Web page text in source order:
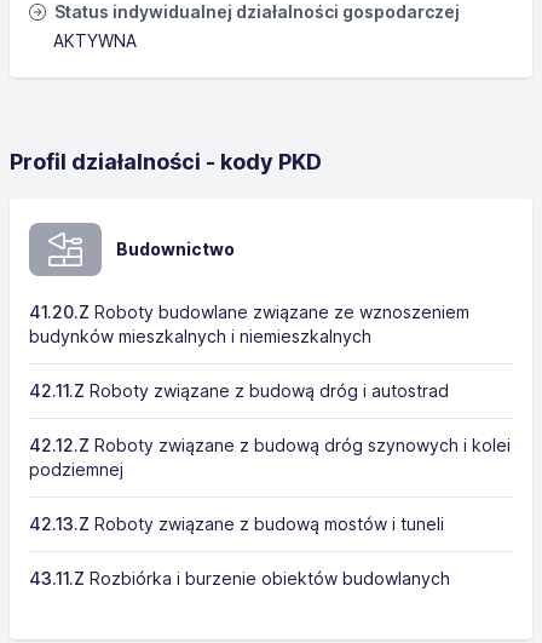
Status indywidualnej działalności gospodarczej
AKTYWNA
Profil działalności - kody PKD
Budownictwo
41.20.Z Roboty budowlane związane ze wznoszeniem
budynków mieszkalnych i niemieszkalnych
42.11.Z Roboty związane z budową dróg i autostrad
42.12.Z Roboty związane z budową dróg szynowych i kolei
podziemnej
42.13.Z Roboty związane z budową mostów i tuneli
43.11.Z Rozbiórka i burzenie obiektów budowlanych